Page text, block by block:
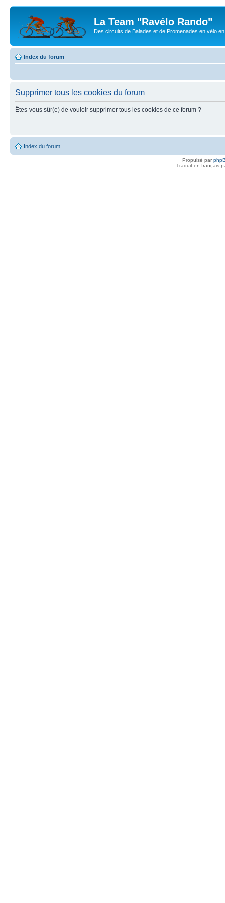
La Team "Ravélo Rando"
Des circuits de Balades et de Promenades en vélo
Index du forum
Supprimer tous les cookies du forum
Êtes-vous sûr(e) de vouloir supprimer tous les cookies de ce forum ?
Index du forum
Propulsé par
Traduit en français